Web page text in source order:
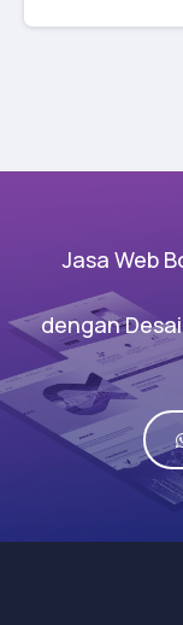
Jasa Web
dengan